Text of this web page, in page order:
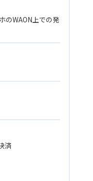
のWAON上での発
済